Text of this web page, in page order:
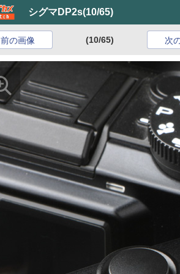
シグマDP2s(10/65)
前の画像 (10/65) 次